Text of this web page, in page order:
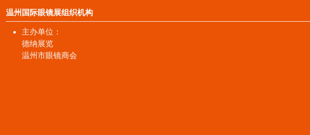
温州国际眼镜展组织机构
主办单位：
德纳展览
温州市眼镜商会